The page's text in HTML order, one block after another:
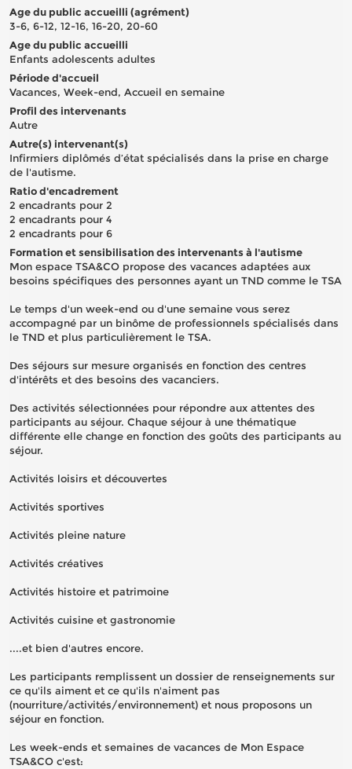
Age du public accueilli (agrément)
3-6, 6-12, 12-16, 16-20, 20-60
Age du public accueilli
Enfants adolescents adultes
Période d'accueil
Vacances, Week-end, Accueil en semaine
Profil des intervenants
Autre
Autre(s) intervenant(s)
Infirmiers diplômés d’état spécialisés dans la prise en charge
de l'autisme.
Ratio d'encadrement
2 encadrants pour 2
2 encadrants pour 4
2 encadrants pour 6
Formation et sensibilisation des intervenants à l'autisme
Mon espace TSA&CO propose des vacances adaptées aux
besoins spécifiques des personnes ayant un TND comme le TSA
Le temps d'un week-end ou d'une semaine vous serez
accompagné par un binôme de professionnels spécialisés dans
le TND et plus particulièrement le TSA.
Des séjours sur mesure organisés en fonction des centres
d'intérêts et des besoins des vacanciers.
Des activités sélectionnées pour répondre aux attentes des
participants au séjour. Chaque séjour à une thématique
différente elle change en fonction des goûts des participants au
séjour.
Activités loisirs et découvertes
Activités sportives
Activités pleine nature
Activités créatives
Activités histoire et patrimoine
Activités cuisine et gastronomie
....et bien d'autres encore.
Les participants remplissent un dossier de renseignements sur
ce qu'ils aiment et ce qu'ils n'aiment pas
(nourriture/activités/environnement) et nous proposons un
séjour en fonction.
Les week-ends et semaines de vacances de Mon Espace
TSA&CO c'est: